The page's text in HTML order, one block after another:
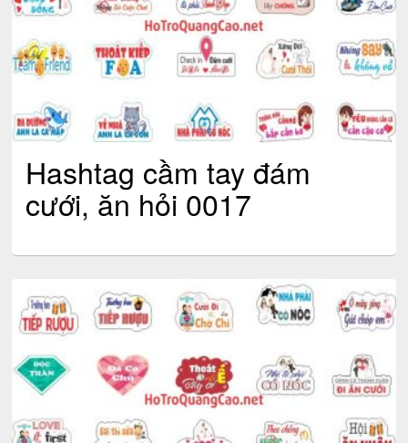
Hashtag cầm tay đám
cưới, ăn hỏi 0017